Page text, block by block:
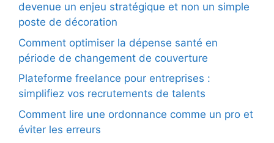
devenue un enjeu stratégique et non un simple
poste de décoration
Comment optimiser la dépense santé en
période de changement de couverture
Plateforme freelance pour entreprises :
simplifiez vos recrutements de talents
Comment lire une ordonnance comme un pro et
éviter les erreurs